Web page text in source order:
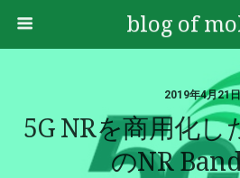
blog of
2019年4月21日
5G NRを商用化し
のNR